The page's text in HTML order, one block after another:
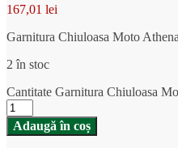
167,01 lei
Garnitura Chiuloasa Moto
2 în stoc
Cantitate Garnitura Chiuloasa
Adaugă în coș